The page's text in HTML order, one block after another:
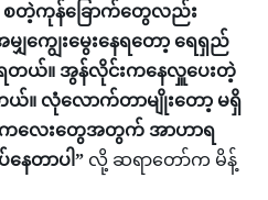
စတဲ့ကုန်ခြောက်တွေလည်း
ကျွေးမွေးနေရတော့ ရေရှည်
တယ်။ အွန်လိုင်းကနေလှူပေးတဲ့
။ လုံလောက်တာမျိုးတော့ မရှိ
င့်ကလေးတွေအတွက် အာဟာရ
တာပါ” လို့ ဆရာတော်က မိန့်